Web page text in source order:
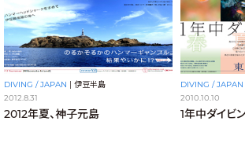
DIVING / JAPAN | 伊豆半島
2012.8.31
2012年夏、神子元島
DIVING / JAPAN
2010.10.10
1年中ダイビ